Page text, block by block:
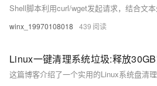
winx_19970108018 439
Linux一键清理系统垃圾:释放